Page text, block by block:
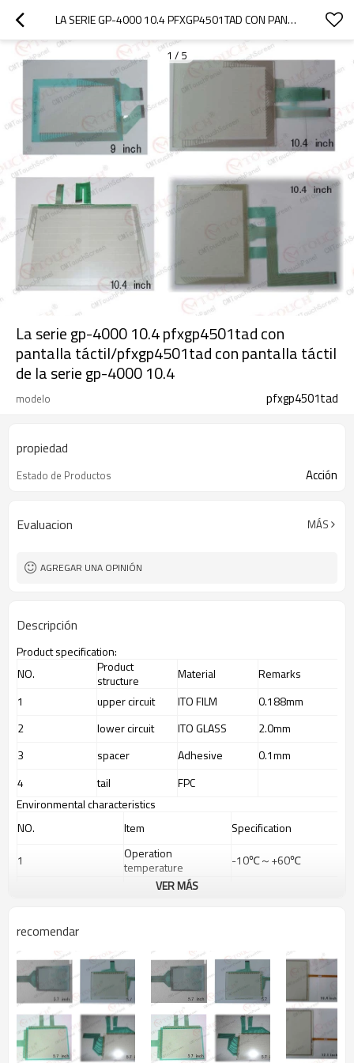
LA SERIE GP-4000 10.4 PFXGP4501TAD CON PANTALLA TÁCTIL/PFXGP4501TAD CON PANTALLA TÁCTIL DE LA SERIE GP-4000 10.4
1 / 5
La serie gp-4000 10.4 pfxgp4501tad con
pantalla táctil/pfxgp4501tad con pantalla táctil
de la serie gp-4000 10.4
modelo pfxgp4501tad
propiedad
Estado de Productos Acción
Evaluacion MÁS
AGREGAR UNA OPINIÓN
Descripción
Product specification:
NO.
Product
structure
Material
Remarks
1
upper circuit ITO FILM
0.188mm
2
lower circuit ITO GLASS
2.0mm
3
spacer Adhesive
0.1mm
4
tail
FPC
Environmental characteristics
NO.
Item
Specification
1
Operation
temperature
-10℃～+60℃
Storage temperature
Electrical characteristics
Item Specification
Remarks
1
Rated Voltage
DC 5V 1mA
2
Linearity ≤3.0％ Load 120gf
3 Resistance
/
FPC
At connector
/
VER MÁS
recomendar